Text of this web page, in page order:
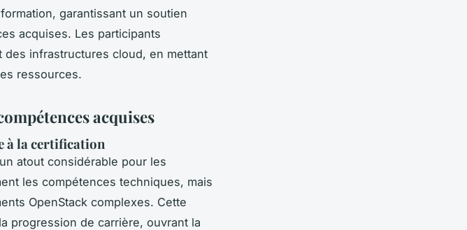
garantissant un soutien
acquises. Les participants
infrastructures cloud, en mettant
ressources.
acquises
à la certification
atout considérable pour les
les compétences techniques, mais
OpenStack complexes. Cette
progression de carrière, ouvrant la